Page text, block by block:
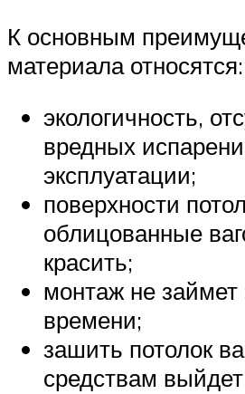
К основным
материала относятся:
экологичность,
вредных
эксплуатации;
поверхности
облицованные
красить;
монтаж не займет
времени;
зашить потолок
средствам